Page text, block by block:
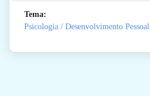
Tema:
Psicologia / Desenvolvimento Pessoal